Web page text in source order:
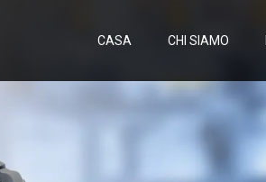
CASA CHI SIAMO